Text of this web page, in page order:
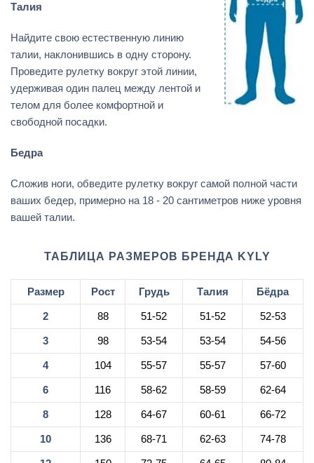
Талия
Найдите свою естественную линию
талии, наклонившись в одну сторону.
Проведите рулетку вокруг этой линии,
удерживая один палец между лентой и
телом для более комфортной и
свободной посадки.
Бедра
Сложив ноги, обведите рулетку вокруг самой полной части
ваших бедер, примерно на 18 - 20 сантиметров ниже уровня
вашей талии.
ТАБЛИЦА РАЗМЕРОВ БРЕНДА KYLY
Размер Рост Грудь Талия Бёдра
2 88 51-52 51-52 52-53
3 98 53-54 53-54 54-56
4 104 55-57 55-57 57-60
6 116 58-62 58-59 62-64
8 128 64-67 60-61 66-72
10 136 68-71 62-63 74-78